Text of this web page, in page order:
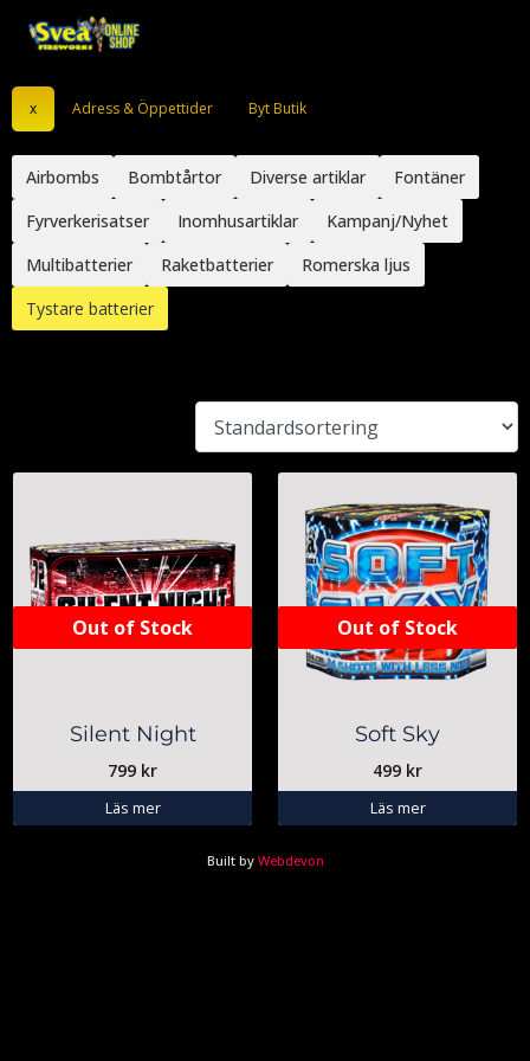
x Adress & Öppettider Byt Butik
Airbombs Bombtårtor Diverse artiklar
Fontäner
Fyrverkerisatser
Inomhusartiklar
Kampanj/Nyhet
Multibatterier
Raketbatterier
Romerska ljus
Tystare batterier
Out of Stock
Silent Night
799 kr
Läs mer
Out of Stock
Soft Sky
499 kr
Läs mer
Built by Webdevon